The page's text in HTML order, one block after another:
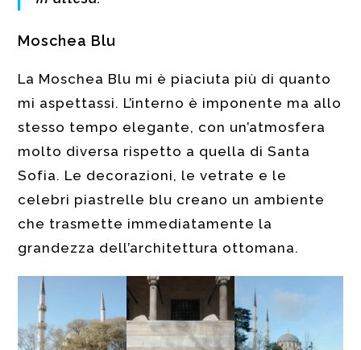
Moschea Blu
La Moschea Blu mi è piaciuta più di quanto
mi aspettassi. L’interno è imponente ma allo
stesso tempo elegante, con un’atmosfera
molto diversa rispetto a quella di Santa
Sofia. Le decorazioni, le vetrate e le
celebri piastrelle blu creano un ambiente
che trasmette immediatamente la
grandezza dell’architettura ottomana.